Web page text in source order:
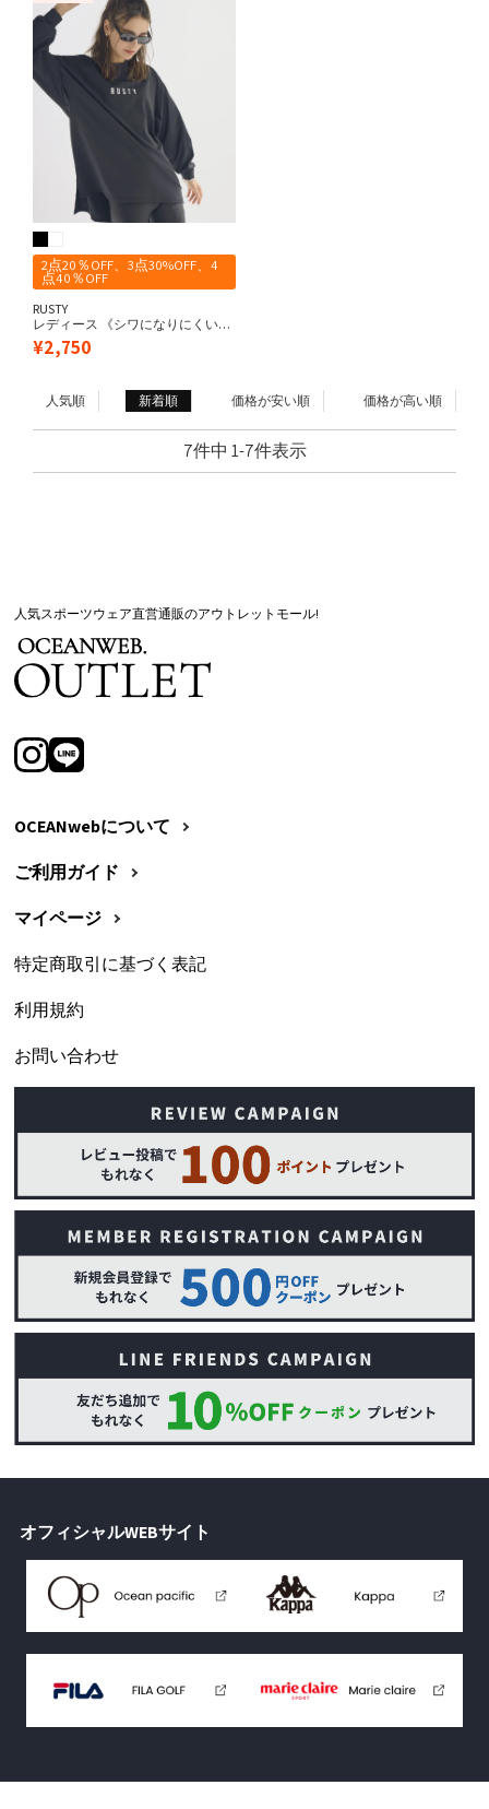
2点20％OFF、3点30%OFF、4
点40％OFF
RUSTY
レディース 《シワになりにくい・
軽量速乾・UPF50+≫ 水陸両用 ペ
アテックス バックニコちゃん 長袖
¥2,750
人気順 新着順 価格が安い順 価格が高い順
7件中 1-7件表示
人気スポーツウェア直営通販のアウトレットモール!
OCEANwebについて
ご利用ガイド
マイページ
特定商取引に基づく表記
利用規約
お問い合わせ
オフィシャルWEBサイト